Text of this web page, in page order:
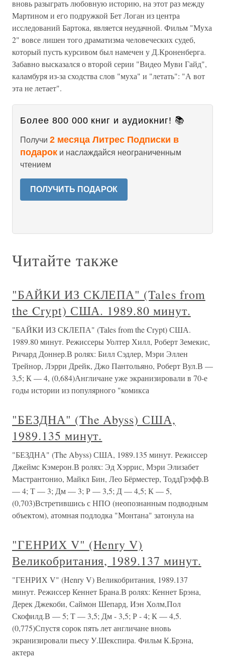
вновь разыграть любовную историю, на этот раз между
Мартином и его подружкой Бет Логан из центра
исследований Бартока, является неудачной. Фильм "Муха
2" вовсе лишен того драматизма человеческих судеб,
который пусть курсивом был намечен у Д.Кроненберга.
Забавно высказался о второй серии "Видео Муви Гайд",
каламбуря из-за сходства слов "муха" и "летать": "А вот
эта не летает".
Более 800 000 книг и аудиокниг! 📚
Получи 2 месяца Литрес Подписки в
подарок и наслаждайся неограниченным
чтением
ПОЛУЧИТЬ ПОДАРОК
Читайте также
"БАЙКИ ИЗ СКЛЕПА" (Tales from
the Crypt) США. 1989.80 минут.
"БАЙКИ ИЗ СКЛЕПА" (Tales from the Crypt) США.
1989.80 минут. Режиссеры Уолтер Хилл, Роберт Земекис,
Ричард Доннер.В ролях: Билл Сэдлер, Мэри Эллен
Трейнор, Лэрри Дрейк, Джо Пантольяно, Роберт Вул.В —
3,5; К — 4, (0,684)Англичане уже экранизировали в 70-е
годы истории из популярного "комикса
"БЕЗДНА" (The Abyss) США,
1989.135 минут.
"БЕЗДНА" (The Abyss) США, 1989.135 минут. Режиссер
Джеймс Кэмерон.В ролях: Эд Хэррис, Мэри Элизабет
Мастрантонио, Майкл Бин, Лео Бёрместер, ТоддГрэфф.В
— 4; Т — 3; Дм — 3; Р — 3,5; Д — 4,5; К — 5,
(0,703)Встретившись с НПО (неопознанным подводным
объектом), атомная подлодка "Монтана" затонула на
"ГЕНРИХ V" (Henry V)
Великобритания, 1989.137 минут.
"ГЕНРИХ V" (Henry V) Великобритания, 1989.137
минут. Режиссер Кеннет Брана.В ролях: Кеннет Брэна,
Дерек Джекоби, Саймон Шепард, Иэн Холм,Пол
Скофилд.В — 5; Т — 3,5; Дм - 3,5; Р - 4; К — 4,5.
(0,775)Спустя сорок пять лет англичане вновь
экранизировали пьесу У.Шекспира. Фильм К.Брэна,
актера